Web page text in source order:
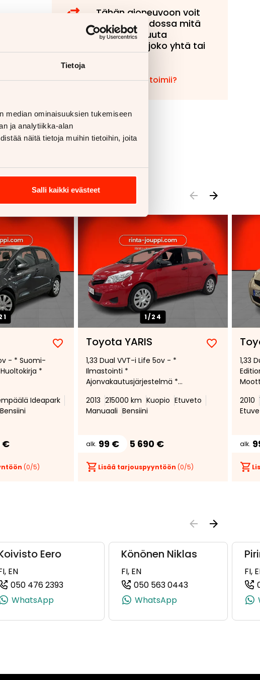
Tietoja
median ominaisuuksien tukemiseen
ja analytiikka-alan
näitä tietoja muihin tietoihin, joita
Salli kaikki evästeet
Tähän ajoneuvoon voit
tarjota vaihdossa mitä
tahansa muuta
ajoneuvoa, joko yhtä tai
useampaa!
Miten vaihto toimii?
Lisää
suosikiksi
Poista
suosikeista
- * Suomi-
*
Ideapark
Bensiini
€
(0/5)
1/24
Toyota YARIS
Lisää
suosikiksi
Poista
1,33 Dual VVT-i Life 5ov - *
Ilmastointi *
Ajonvakautusjärjestelmä *
Lohkolämmitin *
2013 215000 km Kuopio Etuveto
Manuaali Bensiini
alk. 99 € 5 690 €
Lisää tarjouspyyntöön (0/5)
1,33
2010
alk.
0505943863, +358 50 594 3863)
Eero
EN
050 476 2393
(+358504762393, 0504762393, +358 50 476 2393)
WhatsApp
Könönen Niklas
FI, EN
050 563 0443
WhatsApp
FI,